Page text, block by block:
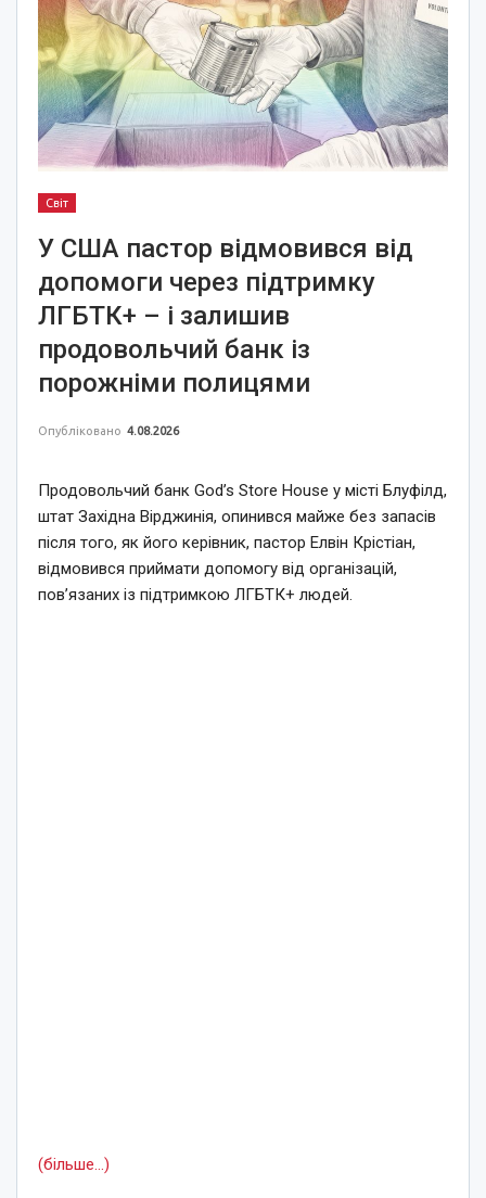
Світ
У США пастор відмовився від
допомоги через підтримку
ЛГБТК+ – і залишив
продовольчий банк із
порожніми полицями
Опубліковано 4.08.2026
Продовольчий банк God’s Store House у місті Блуфілд,
штат Західна Вірджинія, опинився майже без запасів
після того, як його керівник, пастор Елвін Крістіан,
відмовився приймати допомогу від організацій,
пов’язаних із підтримкою ЛГБТК+ людей.
(більше…)